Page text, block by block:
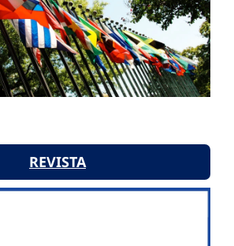
REVISTA